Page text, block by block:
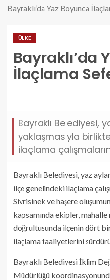
Bayraklı’da Yaz Boyunca
ÜLKE
Bayraklı’da
İlaçlama
Bayraklı Belediyesi,
yaklaşmasıyla
ilaçlama
Bayraklı Belediyesi, yaz
ilçe genelindeki ilaçlama
Sivrisinek ve haşere
kapsamında ekipler,
doğrultusunda ilçenin dört
ilaçlama faaliyetlerini
Bayraklı Belediyesi İklim
Müdürlüğü